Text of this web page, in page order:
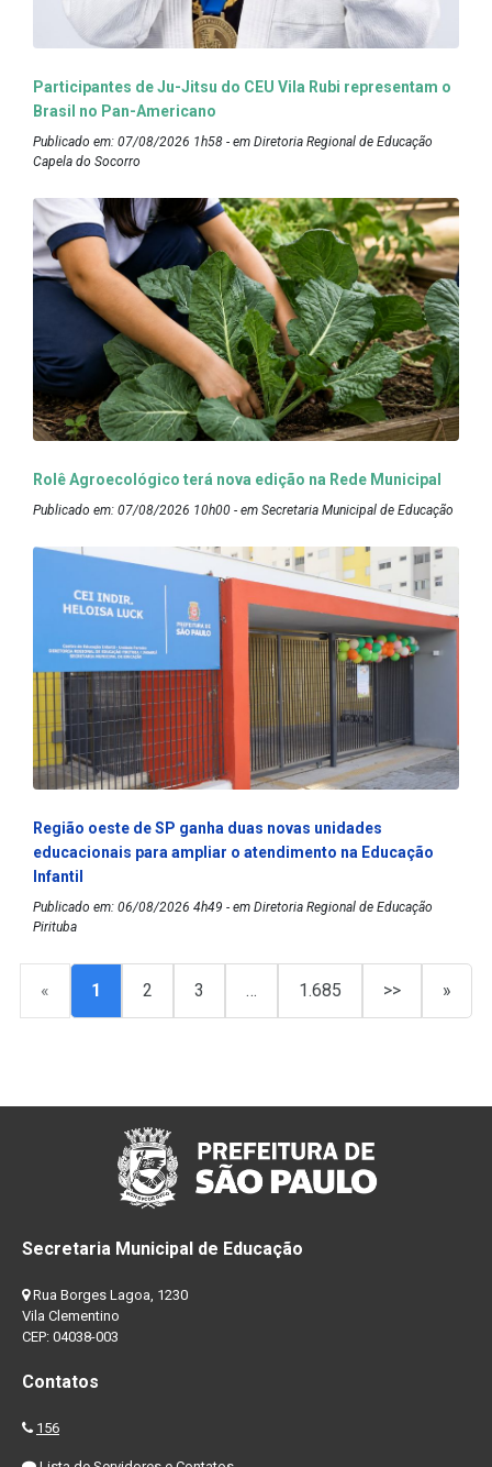
Participantes de Ju-Jitsu do CEU Vila Rubi representam o
Brasil no Pan-Americano
Publicado em: 07/08/2026 1h58 - em Diretoria Regional de Educação
Capela do Socorro
Rolê Agroecológico terá nova edição na Rede Municipal
Publicado em: 07/08/2026 10h00 - em Secretaria Municipal de Educação
Região oeste de SP ganha duas novas unidades
educacionais para ampliar o atendimento na Educação
Infantil
Publicado em: 06/08/2026 4h49 - em Diretoria Regional de Educação
Pirituba
« 1 2 3 … 1.685 >> »
Secretaria Municipal de Educação
Rua Borges Lagoa, 1230
Vila Clementino
CEP: 04038-003
Contatos
156